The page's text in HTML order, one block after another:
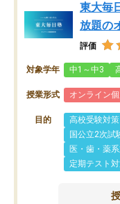
東大毎
放題の
評価
対象学年 中1～中3
授業形式 オンライン
目的 高校受験対策
国公立2次試
医・歯・薬
定期テスト